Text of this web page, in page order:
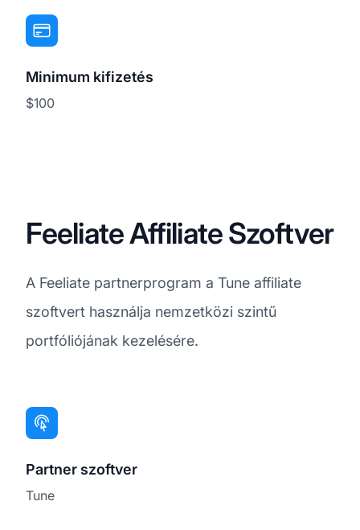
Minimum kifizetés
$100
Feeliate Affiliate Szoftver
A Feeliate partnerprogram a Tune affiliate
szoftvert használja nemzetközi szintű
portfóliójának kezelésére.
Partner szoftver
Tune